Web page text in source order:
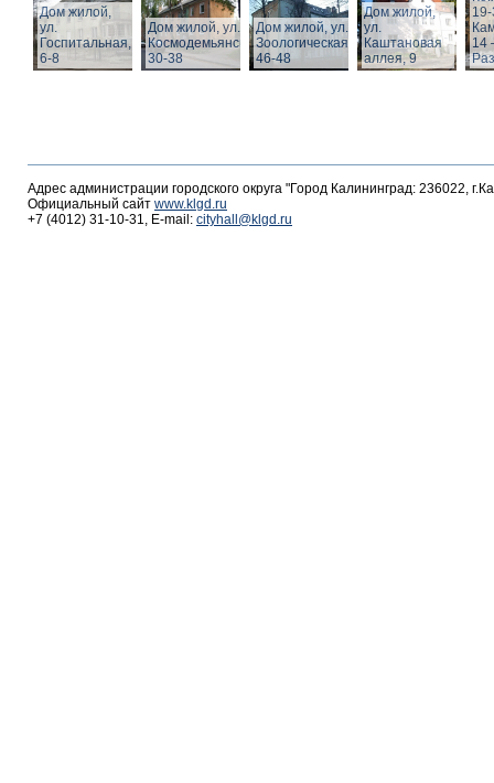
Дом жилой,
ул.
Госпитальная,
6-8
Дом жилой, ул. З.
Космодемьянской
30-38
Дом жилой, ул.
Зоологическая,
46-48
Дом жилой,
ул.
Каштановая
аллея, 9
14
Адрес администрации городского округа "Город Калининград: 236022,
Официальный сайт www.klgd.ru
+7 (4012) 31-10-31, E-mail: cityhall@klgd.ru